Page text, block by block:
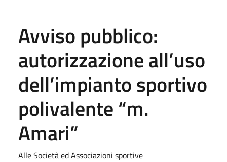
Avviso pubblico:
autorizzazione all’uso
dell’impianto sportivo
polivalente “m.
Amari”
Alle Società ed Associazioni sportive